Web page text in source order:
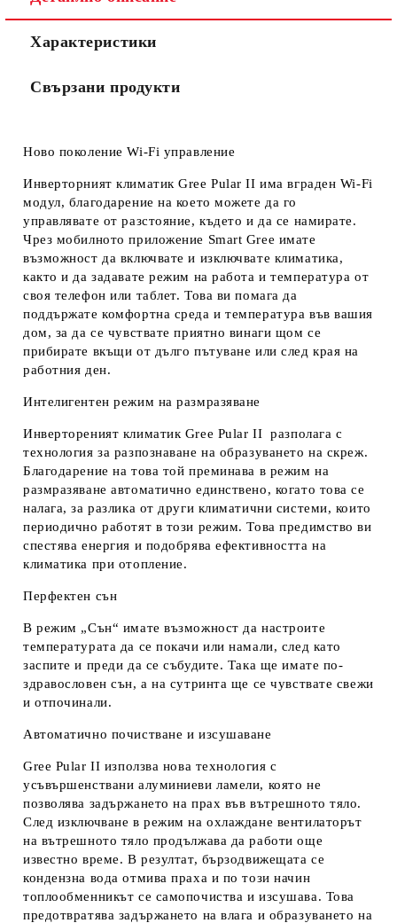
Съгласен съм сПолитиката за лични данни
Ние ще се свържем с вас в рамките на работния ден.
Характеристики
Свързани продукти
Ново поколение Wi-Fi управление
Инверторният климатик Gree Pular II има вграден Wi-Fi
модул, благодарение на което можете да го
управлявате от разстояние, където и да се намирате.
Чрез мобилното приложение Smart Gree имате
възможност да включвате и изключвате климатика,
както и да задавате режим на работа и температура от
своя телефон или таблет. Това ви помага да
поддържате комфортна среда и температура във вашия
дом, за да се чувствате приятно винаги щом се
прибирате вкъщи от дълго пътуване или след края на
работния ден.
Интелигентен режим на размразяване
Инвертореният климатик Gree Pular II разполага с
технология за разпознаване на образуването на скреж.
Благодарение на това той преминава в режим на
размразяване автоматично единствено, когато това се
налага, за разлика от други климатични системи, които
периодично работят в този режим. Това предимство ви
спестява енергия и подобрява ефективността на
климатика при отопление.
Перфектен сън
В режим „Сън“ имате възможност да настроите
температурата да се покачи или намали, след като
заспите и преди да се събудите. Така ще имате по-
здравословен сън, а на сутринта ще се чувствате свежи
и отпочинали.
Автоматично почистване и изсушаване
Gree Pular II използва нова технология с
усъвършенствани алуминиеви ламели, която не
позволява задържането на прах във вътрешното тяло.
След изключване в режим на охлаждане вентилаторът
на вътрешното тяло продължава да работи още
известно време. В резултат, бързодвижещата се
кондензна вода отмива праха и по този начин
топлообменникът се самопочиства и изсушава. Това
предотвратява задържането на влага и образуването на